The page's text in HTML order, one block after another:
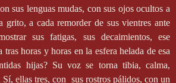
sus lenguas mudas, con sus ojos ocultos a
grito, a cada remorder de sus vientres ante
sus fatigas, sus decaimientos, ese
horas y horas en la esfera helada de esa
hijas? Su voz se torna tibia, calma,
ellas tres, con sus rostros pálidos, con un